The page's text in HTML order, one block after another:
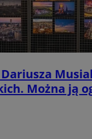
Można ją